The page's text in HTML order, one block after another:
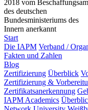
2018 vom
des deutschen
Bundesministeriums des
Innern anerkannt
Start
Die IAPM Verband /
Fakten und Zahlen
Blog
Zertifizierung Überblick
Zertifizierung &
Zertifikatsanerkennung
IAPM Academics